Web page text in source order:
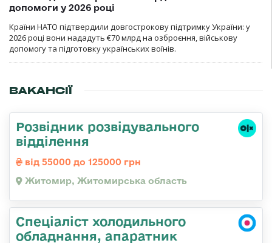
допомоги у 2026 році
Країни НАТО підтвердили довгострокову підтримку України: у
2026 році вони нададуть €70 млрд на озброєння, військову
допомогу та підготовку українських воїнів.
ВАКАНСІЇ
Розвідник розвідувального
відділення
від 55000 до 125000 грн
Житомир, Житомирська область
Спеціаліст холодильного
обладнання, апаратник